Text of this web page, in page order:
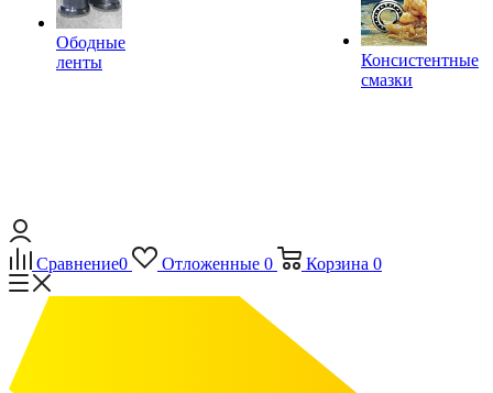
Ободные
ленты
Консистентные
смазки
Сравнение0 Отложенные 0 Корзина 0